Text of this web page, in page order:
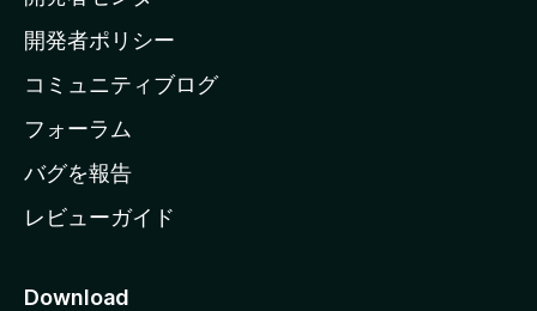
ム
ー
ジ
へ
開発者ポリシー
コミュニティブログ
フォーラム
バグを報告
レビューガイド
Download